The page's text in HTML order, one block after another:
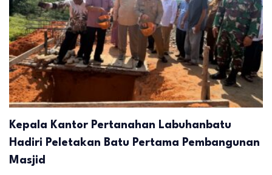
Kepala Kantor Pertanahan Labuhanbatu
Hadiri Peletakan Batu Pertama Pembangunan
Masjid